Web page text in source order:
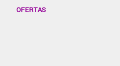
OFERTAS